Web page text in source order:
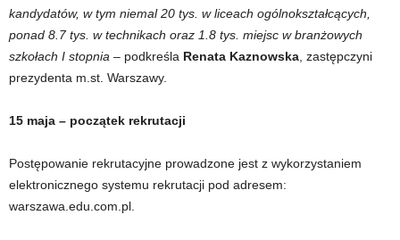
kandydatów, w tym niemal 20 tys. w liceach ogólnokształcących,
ponad 8.7 tys. w technikach oraz 1.8 tys. miejsc w branżowych
szkołach I stopnia – podkreśla Renata Kaznowska , zastępczyni
prezydenta m.st. Warszawy.
15 maja – początek rekrutacji
Postępowanie rekrutacyjne prowadzone jest z wykorzystaniem
elektronicznego systemu rekrutacji pod adresem:
warszawa.edu.com.pl.